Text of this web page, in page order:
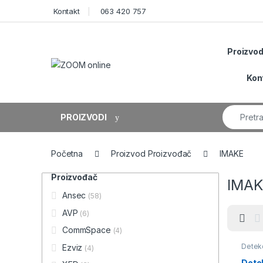
Kontakt 063 420 757
PROIZVODI
Search for:
Početna Proizvod Proizvođač IMAKE
Proizvođač
Ansec (58)
AVP (6)
CommSpace (4)
Ezviz (4)